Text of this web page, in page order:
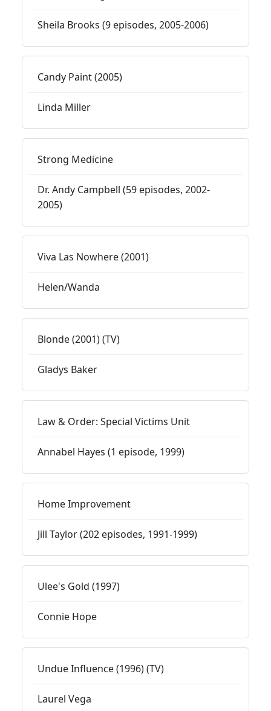
Sheila Brooks (9 episodes, 2005-2006)
Candy Paint (2005)
Linda Miller
Strong Medicine
Dr. Andy Campbell (59 episodes, 2002-
2005)
Viva Las Nowhere (2001)
Helen/Wanda
Blonde (2001) (TV)
Gladys Baker
Law & Order: Special Victims Unit
Annabel Hayes (1 episode, 1999)
Home Improvement
Jill Taylor (202 episodes, 1991-1999)
Ulee's Gold (1997)
Connie Hope
Undue Influence (1996) (TV)
Laurel Vega